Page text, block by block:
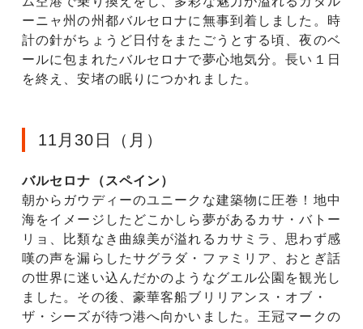
ーニャ州の州都バルセロナに無事到着しました。時
計の針がちょうど日付をまたごうとする頃、夜のベ
ールに包まれたバルセロナで夢心地気分。長い１日
を終え、安堵の眠りにつかれました。
11月30日（月）
バルセロナ（スペイン）
朝からガウディーのユニークな建築物に圧巻！地中
海をイメージしたどこかしら夢があるカサ・バトー
リョ、比類なき曲線美が溢れるカサミラ、思わず感
嘆の声を漏らしたサグラダ・ファミリア、おとぎ話
の世界に迷い込んだかのようなグエル公園を観光し
ました。その後、豪華客船ブリリアンス・オブ・
ザ・シーズが待つ港へ向かいました。王冠マークの